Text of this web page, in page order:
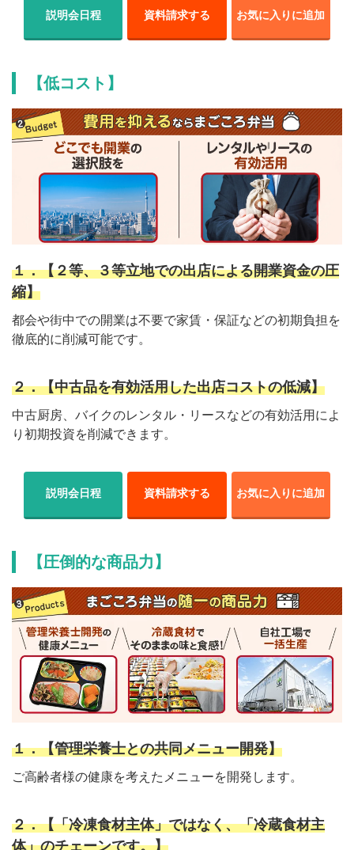
説明会日程 資料請求する お気に入りに追加
【低コスト】
１．【２等、３等立地での出店による開業資金の圧
縮】
都会や街中での開業は不要で家賃・保証などの初期負担を
徹底的に削減可能です。
２．【中古品を有効活用した出店コストの低減】
中古厨房、バイクのレンタル・リースなどの有効活用によ
り初期投資を削減できます。
説明会日程 資料請求する お気に入りに追加
【圧倒的な商品力】
１．【管理栄養士との共同メニュー開発】
ご高齢者様の健康を考えたメニューを開発します。
２．【「冷凍食材主体」ではなく、「冷蔵食材主
体」のチェーンです。】